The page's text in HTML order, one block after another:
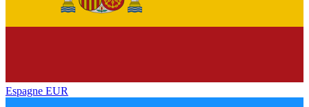
Espagne EUR